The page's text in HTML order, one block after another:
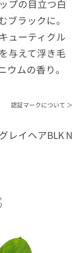
プの目立つ白
ブラックに。
ューティクル
与えて浮き毛
ムの香り。
認証マークについて ＞
レイヘアBLK N